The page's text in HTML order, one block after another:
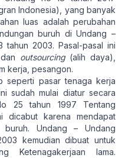
Indonesia), yang banyak
luas adalah perubahan
buruh di Undang –
2003. Pasal-pasal ini
outsourcing(alih daya),
kerja, pesangon.
seperti pasar tenaga kerja
sudah mulai diatur secara
25 tahun 1997 Tentang
dicabut karena mendapat
Undang – Undang
kemudian dibuat untuk
Ketenagakerjaan lama.